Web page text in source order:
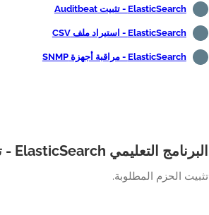
ElasticSearch - تثبيت Auditbeat
ElasticSearch - استيراد ملف CSV
ElasticSearch - مراقبة أجهزة SNMP
البرنامج التعليمي ElasticSearch - ترقية الترخيص الأساسي
تثبيت الحزم المطلوبة.